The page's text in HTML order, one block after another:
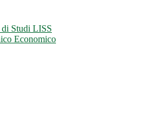
di Studi LISS
Economico